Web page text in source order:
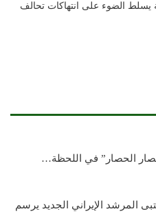
يسلط الضوء على انتهاكات تحالف
الحصار” في اللحظة…
المرشد الإيراني الجديد يرسم